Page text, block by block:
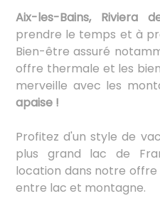
Aix-les-Bains, Riviera
prendre le temps et à
Bien-être assuré
offre thermale et les
merveille avec les
apaise !
Profitez d'un style de
plus grand lac de
location dans notre
entre lac et montagne.